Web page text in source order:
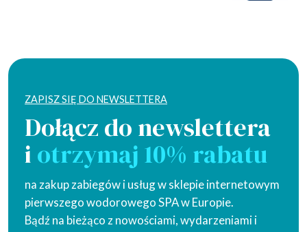
ZAPISZ SIĘ DO NEWSLETTERA
Dołącz do newslettera
i otrzymaj 10% rabatu
na zakup zabiegów i usług w sklepie internetowym
pierwszego wodorowego SPA w Europie.
Bądź na bieżąco z nowościami, wydarzeniami i